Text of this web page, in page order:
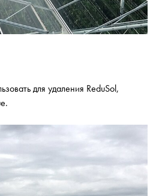
для удаления ReduSol,